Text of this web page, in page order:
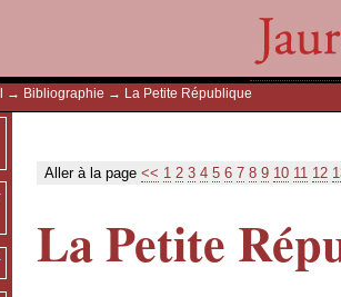
→ Bibliographie → La Petite République
Aller à la page << 1 2 3 4 5 6 7 8 9 10 11 12
La Petite